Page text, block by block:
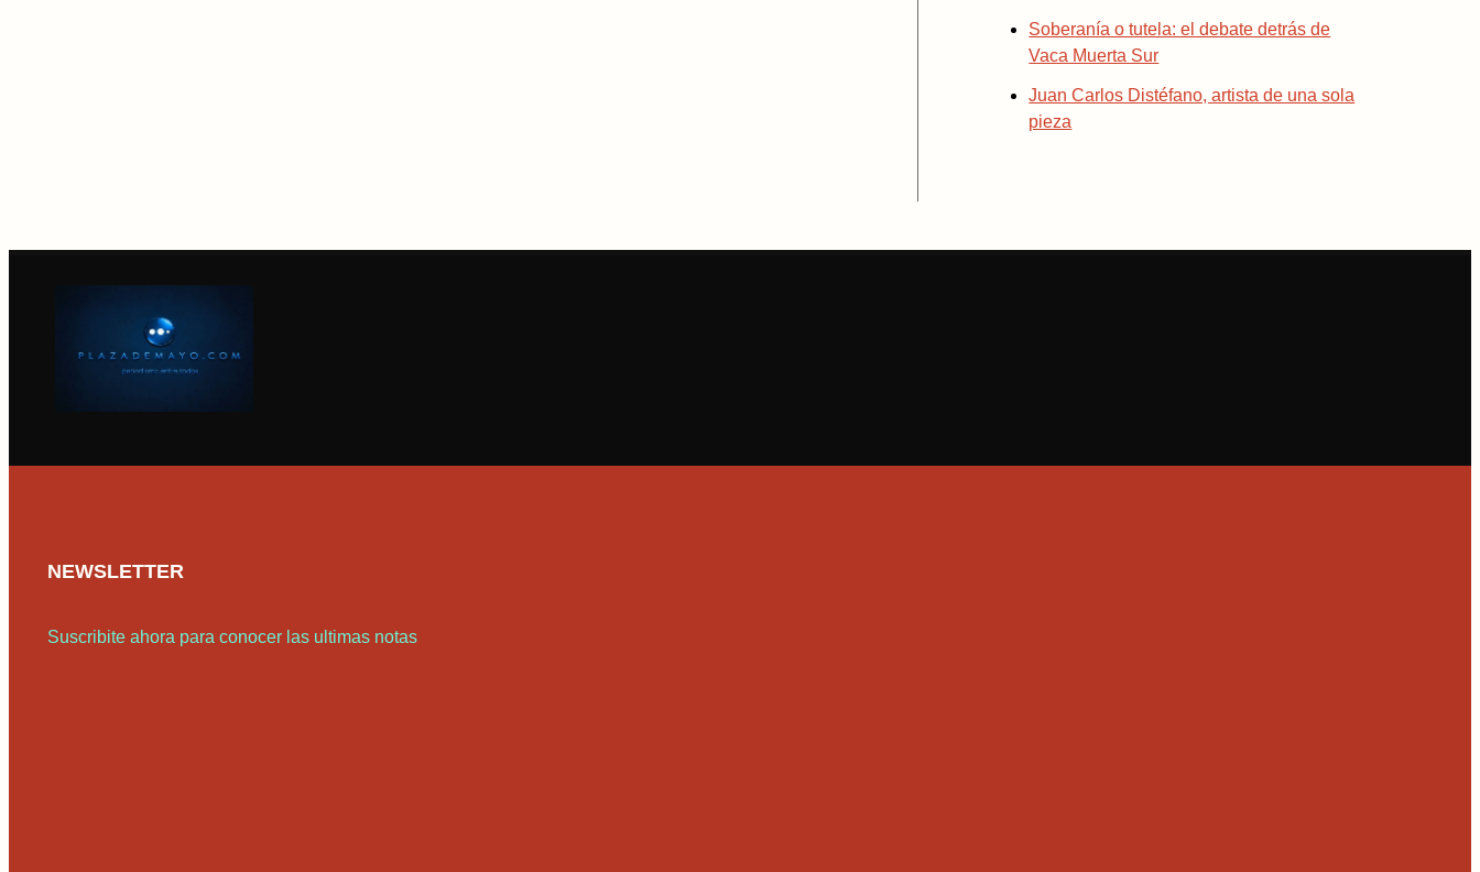
Soberanía o tutela: el debate detrás de
Vaca Muerta Sur
Juan Carlos Distéfano, artista de una sola
pieza
NEWSLETTER
Suscribite ahora para conocer las ultimas notas